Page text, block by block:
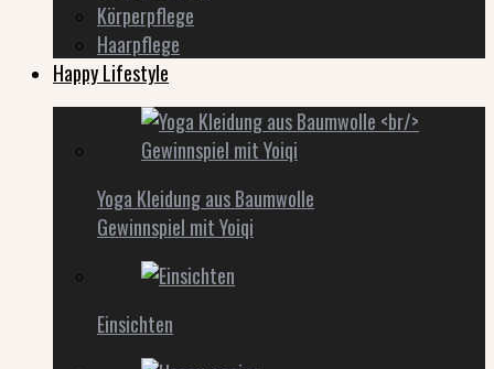
Körperpflege
Haarpflege
Happy Lifestyle
Yoga Kleidung aus Baumwolle
Gewinnspiel mit Yoiqi
Einsichten